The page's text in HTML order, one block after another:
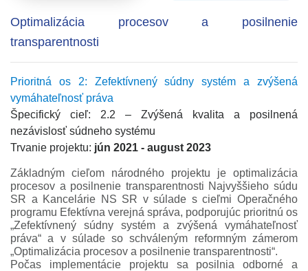
Optimalizácia procesov a posilnenie
transparentnosti
Prioritná os 2: Zefektívnený súdny systém a zvýšená
vymáhateľnosť práva
Špecifický cieľ: 2.2 – Zvýšená kvalita a posilnená
nezávislosť súdneho systému
Trvanie projektu: jún 2021 - august 2023
Základným cieľom národného projektu je optimalizácia
procesov a posilnenie transparentnosti Najvyššieho súdu
SR a Kancelárie NS SR v súlade s cieľmi Operačného
programu Efektívna verejná správa, podporujúc prioritnú os
„Zefektívnený súdny systém a zvýšená vymáhateľnosť
práva“ a v súlade so schváleným reformným zámerom
„Optimalizácia procesov a posilnenie transparentnosti“.
Počas implementácie projektu sa posilnia odborné a